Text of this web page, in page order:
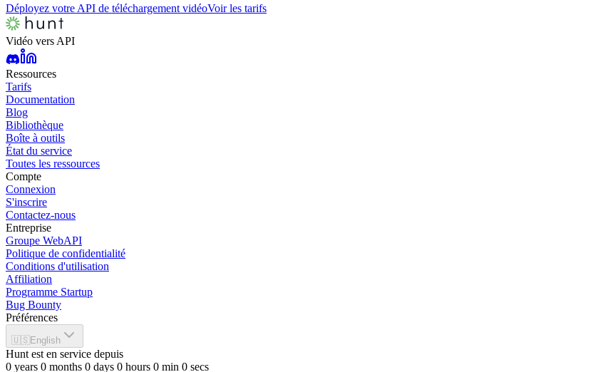
Déployez votre API de téléchargement vidéoVoir les tarifs
Vidéo vers API
Ressources
Tarifs
Documentation
Blog
Bibliothèque
Boîte à outils
État du service
Toutes les ressources
Compte
Connexion
S'inscrire
Contactez-nous
Entreprise
Groupe WebAPI
Politique de confidentialité
Conditions d'utilisation
Affiliation
Programme Startup
Bug Bounty
Préférences
🇺🇸English
Hunt est en service depuis
0 years 0 months 0 days 0 hours 0 min 0 secs